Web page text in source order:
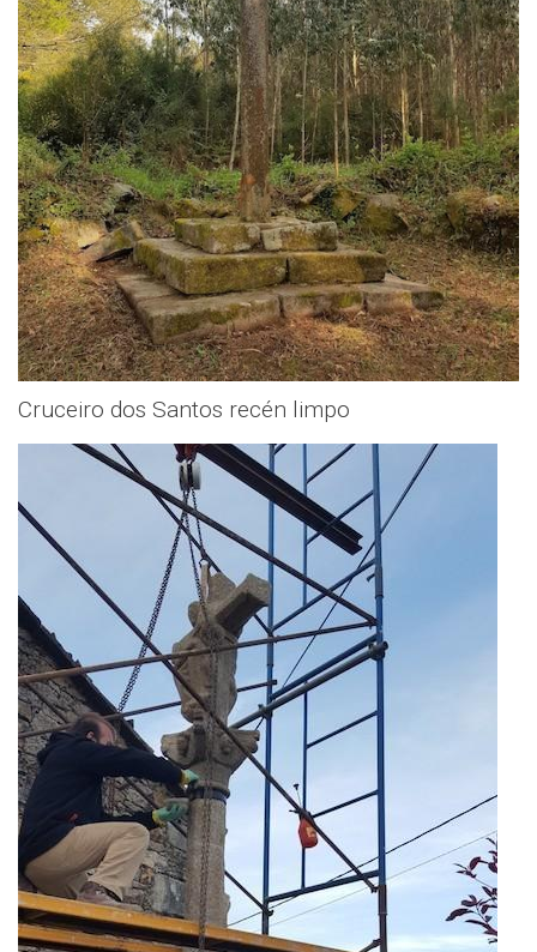
Cruceiro dos Santos recén limpo